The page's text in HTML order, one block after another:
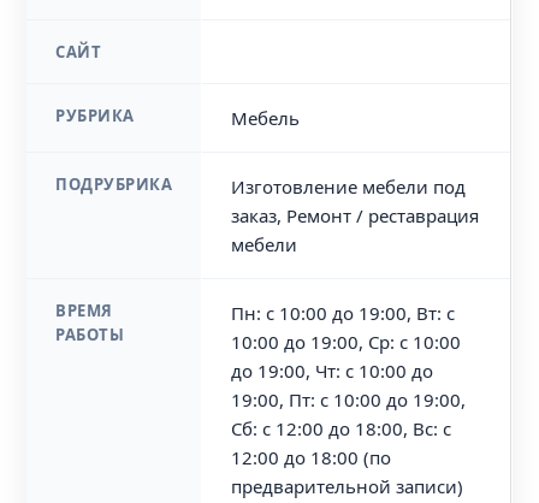
САЙТ
РУБРИКА Мебель
ПОДРУБРИКА
Изготовление мебели под
заказ, Ремонт / реставрация
мебели
ВРЕМЯ
РАБОТЫ
Пн: с 10:00 до 19:00, Вт: с
10:00 до 19:00, Ср: с 10:00
до 19:00, Чт: с 10:00 до
19:00, Пт: с 10:00 до 19:00,
Сб: с 12:00 до 18:00, Вс: с
12:00 до 18:00 (по
предварительной записи)